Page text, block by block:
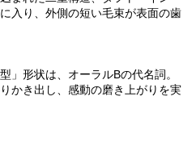
入り、外側の短い毛束が表面の歯
」形状は、オーラルBの代名詞。
かき出し、感動の磨き上がりを実